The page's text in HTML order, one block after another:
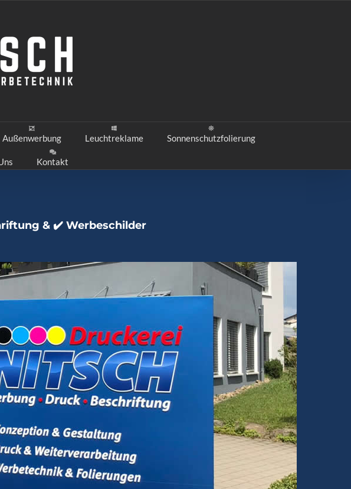
Außenwerbung Leuchtreklame Sonnenschutzfolierung
Kontakt
& ✔️ Werbeschilder